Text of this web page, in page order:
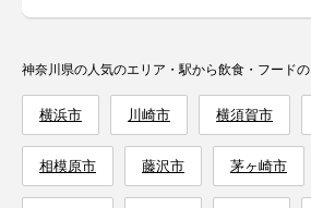
神奈川県の人気のエリア・駅から飲食・フード
横浜市 川崎市 横須賀市
相模原市 藤沢市 茅ヶ崎市